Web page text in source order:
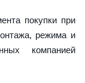
покупки при
режима и
компанией